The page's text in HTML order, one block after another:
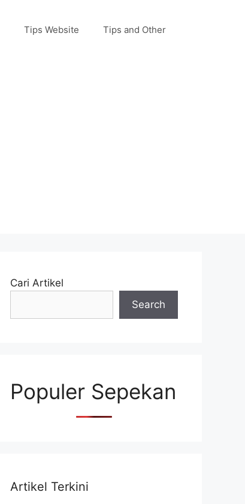
Tips Website Tips and Other
Cari Artikel
Search
Populer Sepekan
Artikel Terkini